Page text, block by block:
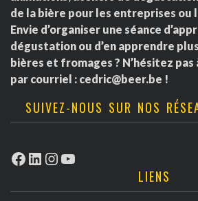
de la bière pour les entreprises ou
Envie d’organiser une séance
dégustation ou d’en apprendre
bières et fromages ? N’hésitez
par courriel : cedric@beer.be !
SUIVEZ-NOUS SUR NOS
Facebook
LinkedIn
Instagram
YouTube
LIENS